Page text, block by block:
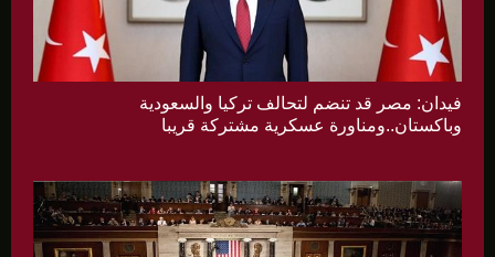
فيدان: مصر قد تنضم لتحالف تركيا والسعودية
وباكستان..ومناورة عسكرية مشتركة قريبا